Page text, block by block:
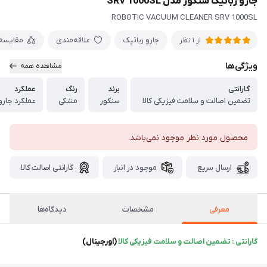
ROBOTIC VACUUM CLEANER SRV 1000SL
از 1 نظر جارو رباتیک علاقه‌مندی
ویژگی‌ها مشاهده همه
گارانتی
تضمین اصالت و سلامت فیزیکی کالا
برند
سنکور
رنگ
مشکی
عملکرد
عملكرد
محصول مورد نظر موجود نمی‌باشد.
ارسال سریع موجود در انبار گارانتی اصالت کالا
معرفی مشخصات دیدگاه‌ها
گارانتی : تضمین اصالت و سلامت فیزیکی کالا(اورجینال)